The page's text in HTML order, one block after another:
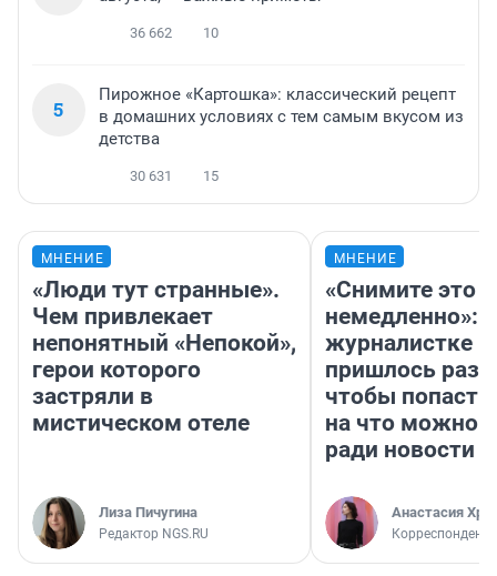
36 662 10
5
Пирожное «Картошка»: классический рецепт
в домашних условиях с тем самым вкусом из
детства
30 631 15
МНЕНИЕ
«Люди тут странные».
Чем привлекает
непонятный «Непокой»,
герои которого
застряли в
мистическом отеле
Лиза Пичугина
Редактор NGS.RU
МНЕНИЕ
«Снимите это
немедленно»:
журналистке
пришлось
чтобы попасть
на что можно
ради новости
Анастасия
Корреспондент